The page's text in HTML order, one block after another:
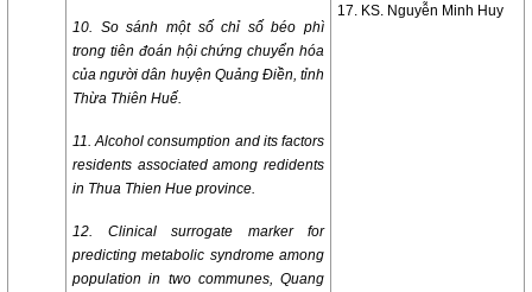
10. So sánh một số chỉ số béo phì
trong tiên đoán hội chứng chuyển hóa
của người dân huyện Quảng Điền, tỉnh
Thừa Thiên Huế.
11. Alcohol consumption and its factors
residents associated among redidents
in Thua Thien Hue province.
12. Clinical surrogate marker for
predicting metabolic syndrome among
population in two communes, Quang
17. KS. Nguyễn Minh Huy